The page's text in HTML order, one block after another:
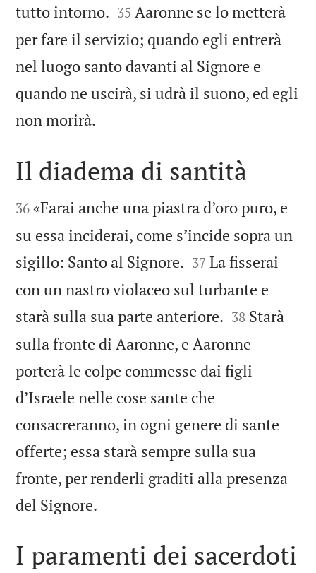
tutto intorno. 

35 Aaronne se lo metterà
per fare il servizio; quando egli entrerà
nel luogo santo davanti al Signore e
quando ne uscirà, si udrà il suono, ed egli
non morirà.

Il diadema di santità

36 «Farai anche una piastra d’oro puro, e
su essa inciderai, come s’incide sopra un
sigillo: Santo al Signore. 

37 La fisserai
con un nastro violaceo sul turbante e
starà sulla sua parte anteriore. 

38 Starà
sulla fronte di Aaronne, e Aaronne
porterà le colpe commesse dai figli
d’Israele nelle cose sante che
consacreranno, in ogni genere di sante
offerte; essa starà sempre sulla sua
fronte, per renderli graditi alla presenza
del Signore.
I paramenti dei sacerdoti